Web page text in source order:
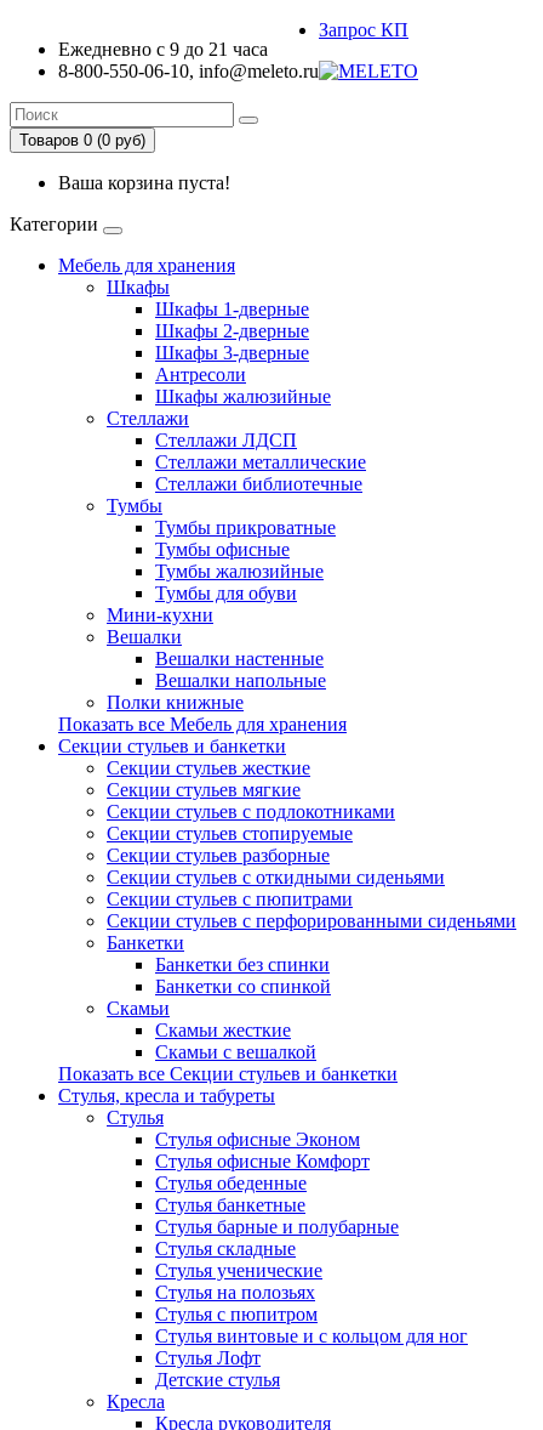
Ежедневно с 9 до 21 часа
8-800-550-06-10, info@meleto.ru
Запрос КП
Товаров 0 (0 pуб)
Ваша корзина пуста!
Категории
Мебель для хранения
Шкафы
Шкафы 1-дверные
Шкафы 2-дверные
Шкафы 3-дверные
Антресоли
Шкафы жалюзийные
Стеллажи
Стеллажи ЛДСП
Стеллажи металлические
Стеллажи библиотечные
Тумбы
Тумбы прикроватные
Тумбы офисные
Тумбы жалюзийные
Тумбы для обуви
Мини-кухни
Вешалки
Вешалки настенные
Вешалки напольные
Полки книжные
Показать все Мебель для хранения
Секции стульев и банкетки
Секции стульев жесткие
Секции стульев мягкие
Секции стульев с подлокотниками
Секции стульев стопируемые
Секции стульев разборные
Секции стульев с откидными сиденьями
Секции стульев с пюпитрами
Секции стульев с перфорированными сиденьями
Банкетки
Банкетки без спинки
Банкетки со спинкой
Скамьи
Скамьи жесткие
Скамьи с вешалкой
Показать все Секции стульев и банкетки
Стулья, кресла и табуреты
Стулья
Стулья офисные Эконом
Стулья офисные Комфорт
Стулья обеденные
Стулья банкетные
Стулья барные и полубарные
Стулья складные
Стулья ученические
Стулья на полозьях
Стулья с пюпитром
Стулья винтовые и с кольцом для ног
Стулья Лофт
Детские стулья
Кресла
Кресла руководителя